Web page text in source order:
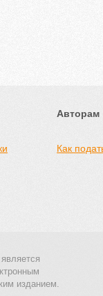
Авторам
Как
изданием.